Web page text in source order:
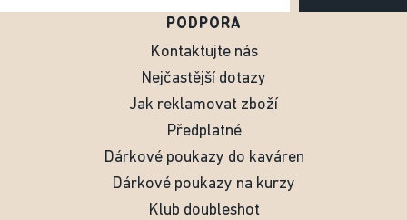
PODPORA
Kontaktujte nás
Nejčastější dotazy
Jak reklamovat zboží
Předplatné
Dárkové poukazy do kaváren
Dárkové poukazy na kurzy
Klub doubleshot